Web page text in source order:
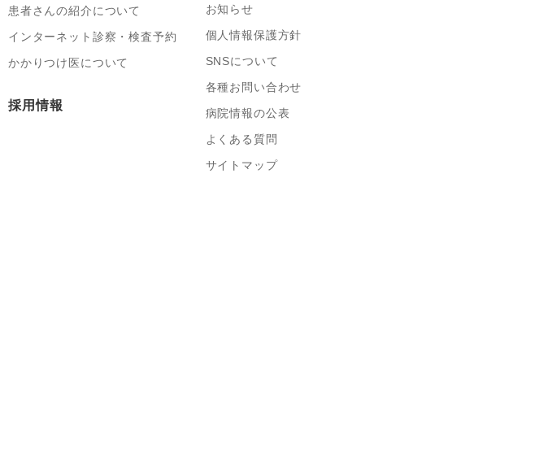
患者さんの紹介について
インターネット診察・検査予約
かかりつけ医について
採用情報
お知らせ
個人情報保護方針
SNSについて
各種お問い合わせ
病院情報の公表
よくある質問
サイトマップ